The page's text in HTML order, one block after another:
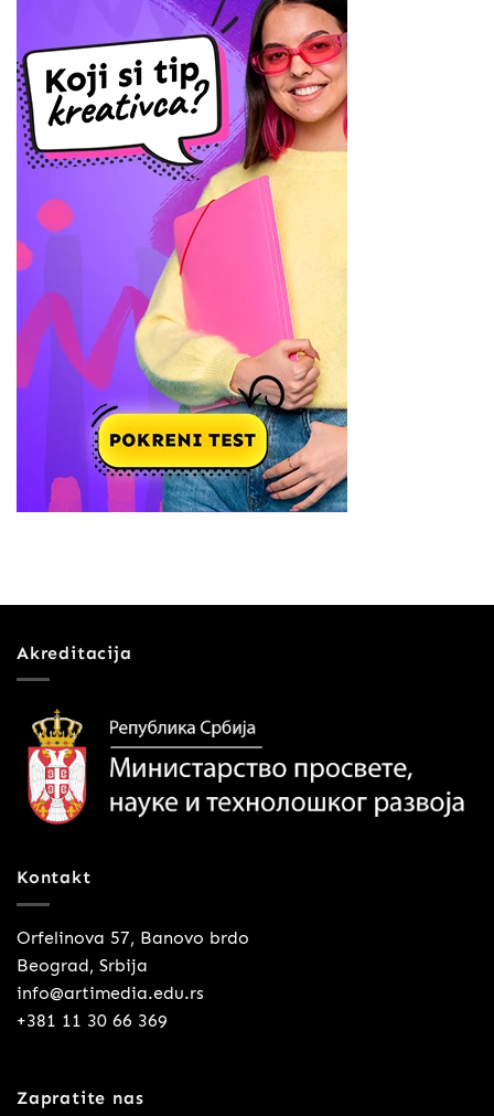
Akreditacija
Kontakt
Orfelinova 57, Banovo brdo
Beograd, Srbija
info@artimedia.edu.rs
+381 11 30 66 369
Zapratite nas